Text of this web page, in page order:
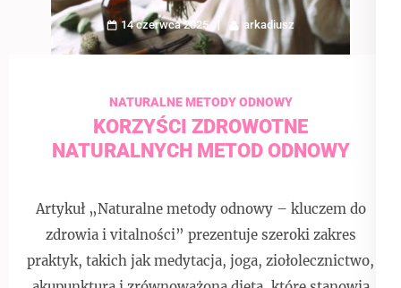
14 czerwca 2025 arkadiusz
NATURALNE METODY ODNOWY
KORZYŚCI ZDROWOTNE
NATURALNYCH METOD ODNOWY
Artykuł „Naturalne metody odnowy – kluczem do
zdrowia i vitalności” prezentuje szeroki zakres
praktyk, takich jak medytacja, joga, ziołolecznictwo,